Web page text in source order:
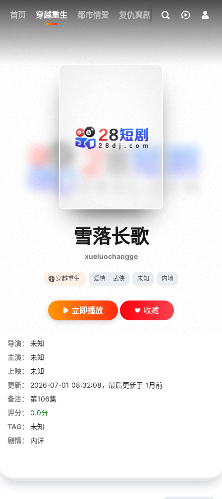
首页 穿越重生 都市情爱 复仇爽剧 玄幻武侠 奇幻
我的观影记录
{if condition="$obj.vod_points
28短剧雪落长歌
xueluochangge
穿越重生 爱情 武侠 未知 内地
立即播放 收藏
导演：
未知
主演：
未知
上映：
未知
更新：
2026-07-01 08:32:08，最后更新于 1月前
备注：
第106集
评分：
0.0分
TAG：
未知
剧情：
内详